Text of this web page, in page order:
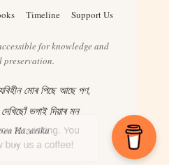
Timeline Support Us
for knowledge and
মোৰ পিছে আছে পণ,
ভগাই দিয়াৰ মন
Hazarika